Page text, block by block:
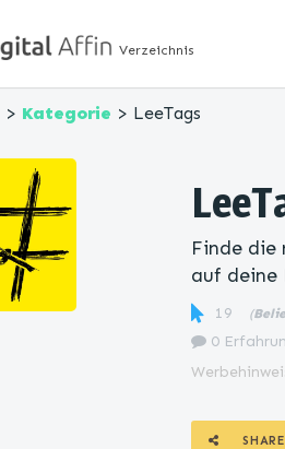
Verzeichnis
> Kategorie > LeeTags
Finde die
auf deine
19 (
0